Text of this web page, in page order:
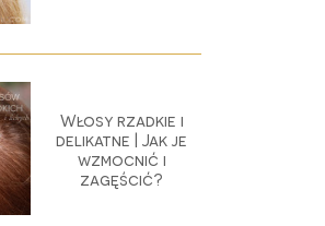
Włosy rzadkie i
delikatne | Jak je
wzmocnić i
zagęścić?